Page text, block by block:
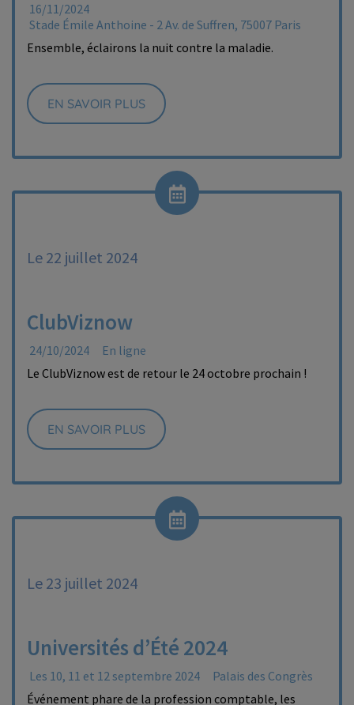
16/11/2024
Stade Émile Anthoine - 2 Av. de Suffren, 75007 Paris
Ensemble, éclairons la nuit contre la maladie.
EN SAVOIR PLUS
Le 22 juillet 2024
ClubViznow
24/10/2024
En ligne
Le ClubViznow est de retour le 24 octobre prochain !
EN SAVOIR PLUS
Le 23 juillet 2024
Universités d’Été 2024
Les 10, 11 et 12 septembre 2024
Palais des Congrès
Événement phare de la profession comptable, les